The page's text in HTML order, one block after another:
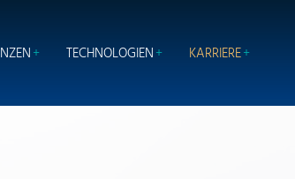
TECHNOLOGIEN KARRIERE